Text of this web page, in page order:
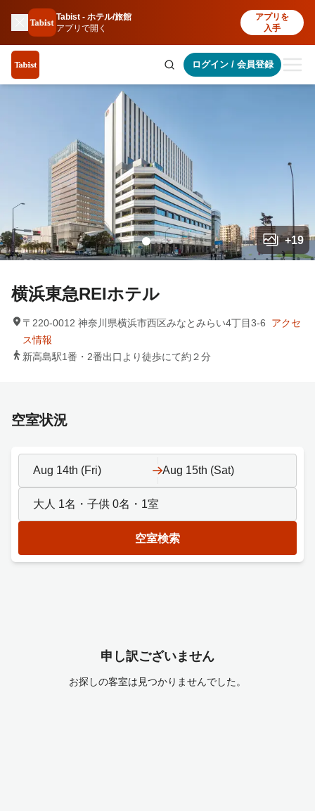
Tabist - ホテル/旅館
アプリで開く
アプリを
入手
ログイン/ 会員登録
+19
横浜東急REIホテル
〒220-0012 神奈川県横浜市西区みなとみらい4丁目3-6
アクセ
ス情報
新高島駅1番・2番出口より徒歩にて約２分
空室状況
Aug 14th (Fri) Aug 15th (Sat)
大人 1名・子供 0名・ 1室
空室検索
申し訳ございません
お探しの客室は見つかりませんでした。